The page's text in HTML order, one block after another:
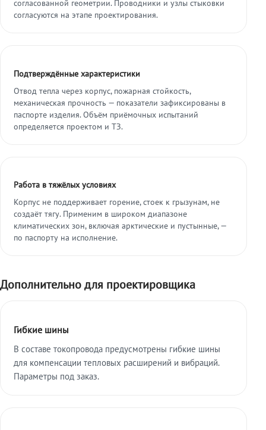
согласованной геометрии. Проводники и узлы стыковки
согласуются на этапе проектирования.
Подтверждённые характеристики
Отвод тепла через корпус, пожарная стойкость,
механическая прочность — показатели зафиксированы в
паспорте изделия. Объём приёмочных испытаний
определяется проектом и ТЗ.
Работа в тяжёлых условиях
Корпус не поддерживает горение, стоек к грызунам, не
создаёт тягу. Применим в широком диапазоне
климатических зон, включая арктические и пустынные, —
по паспорту на исполнение.
Дополнительно для проектировщика
Гибкие шины
В составе токопровода предусмотрены гибкие шины
для компенсации тепловых расширений и вибраций.
Параметры под заказ.